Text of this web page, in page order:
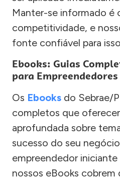
Manter-se informado é
competitividade, e
fonte confiável para
Ebooks: Guias
para Empreendedores
Os Ebooks do Sebrae/
completos que
aprofundada sobre
sucesso do seu
empreendedor
nossos eBooks